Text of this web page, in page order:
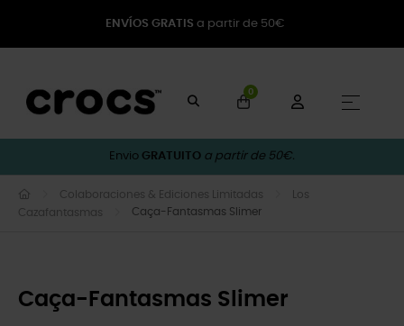
ENVÍOS GRATIS a partir de 50€
0
☰
Envio GRATUITO a partir de 50€.
Colaboraciones & Ediciones Limitadas
Los
Cazafantasmas
Caça-Fantasmas Slimer
Caça-Fantasmas Slimer